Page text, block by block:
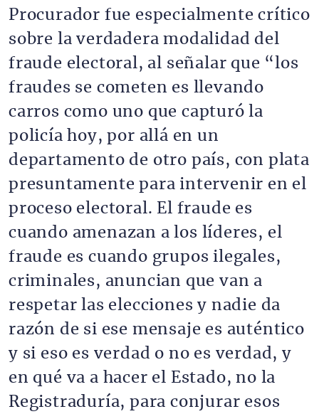
Procurador fue especialmente crítico
sobre la verdadera modalidad del
fraude electoral, al señalar que “los
fraudes se cometen es llevando
carros como uno que capturó la
policía hoy, por allá en un
departamento de otro país, con plata
presuntamente para intervenir en el
proceso electoral. El fraude es
cuando amenazan a los líderes, el
fraude es cuando grupos ilegales,
criminales, anuncian que van a
respetar las elecciones y nadie da
razón de si ese mensaje es auténtico
y si eso es verdad o no es verdad, y
en qué va a hacer el Estado, no la
Registraduría, para conjurar esos